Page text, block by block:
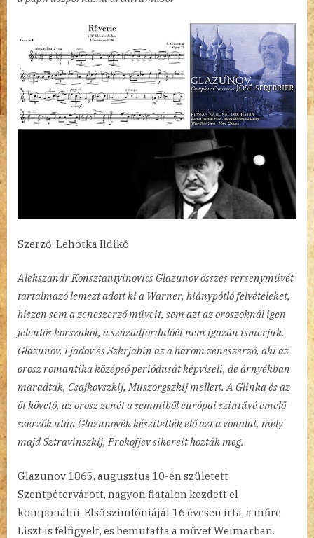
on
karakterdarabok,
tollából
című
bejegyzéshez
Szerző: Lehotka Ildikó
Alekszandr Konsztantyinovics Glazunov összes versenyművét
tartalmazó lemezt adott ki a Warner, hiánypótló felvételeket,
hiszen sem a zeneszerző műveit, sem azt az oroszoknál igen
jelentős korszakot, a századfordulóét nem igazán ismerjük.
Glazunov, Ljadov és Szkrjabin az a három zeneszerző, aki az
orosz romantika középső periódusát képviseli, de árnyékban
maradtak, Csajkovszkij, Muszorgszkij mellett. A Glinka és az
őt követő, az orosz zenét a semmiből európai szintűvé emelő
szerzők után Glazunovék készítették elő azt a vonalat, mely
majd Sztravinszkij, Prokofjev sikereit hozták meg.
Glazunov 1865. augusztus 10-én született
Szentpétervárott, nagyon fiatalon kezdett el
komponálni. Első szimfóniáját 16 évesen írta, a műre
Liszt is felfigyelt, és bemutatta a művet Weimarban.